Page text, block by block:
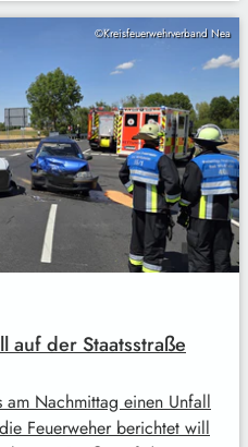
©Kreisfeuerwehrverband Nea
auf der Staatsstraße
Nachmittag einen Unfall
Feuerweher berichtet will